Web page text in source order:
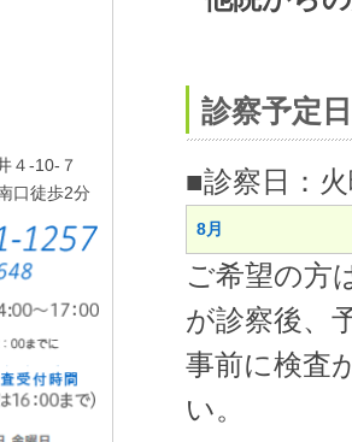
診察予定日
■診察日：
8月
ご希望の方
が診察後、
事前に検査
い。
４-10-７
口徒歩2分